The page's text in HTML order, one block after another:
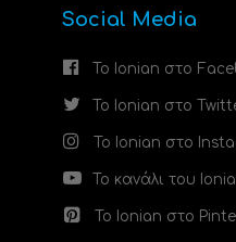
Social Media
Το Ionian στο
Το Ionian στο
Το Ionian στο
Το κανάλι του
Το Ionian στο